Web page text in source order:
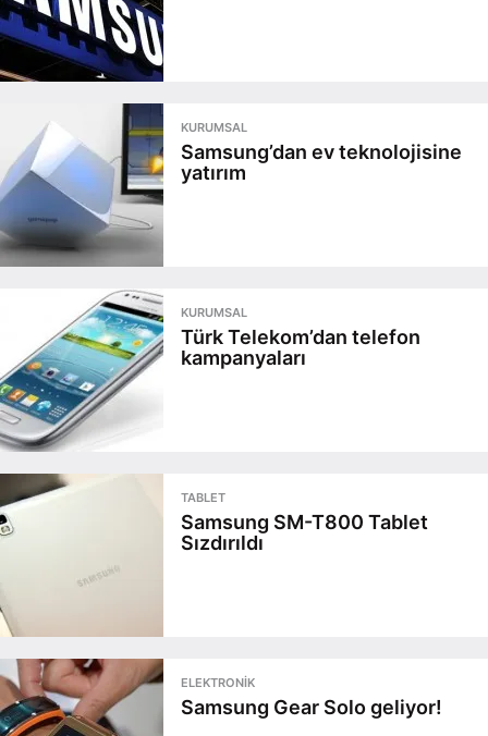
KURUMSAL
Samsung’dan ev teknolojisine
yatırım
KURUMSAL
Türk Telekom’dan telefon
kampanyaları
TABLET
Samsung SM-T800 Tablet
Sızdırıldı
ELEKTRONIK
Samsung Gear Solo geliyor!